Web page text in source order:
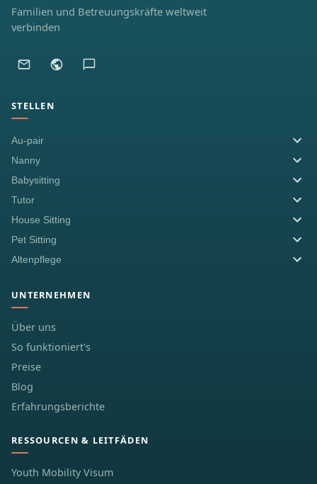
Familien und Betreuungskräfte weltweit
verbinden
STELLEN
Au-pair
Nanny
Babysitting
Tutor
House Sitting
Pet Sitting
Altenpflege
UNTERNEHMEN
Über uns
So funktioniert's
Preise
Blog
Erfahrungsberichte
RESSOURCEN & LEITFÄDEN
Youth Mobility Visum